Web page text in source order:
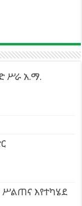
ሥራ አ.ማ.
ሥልጠና እየተካሄደ